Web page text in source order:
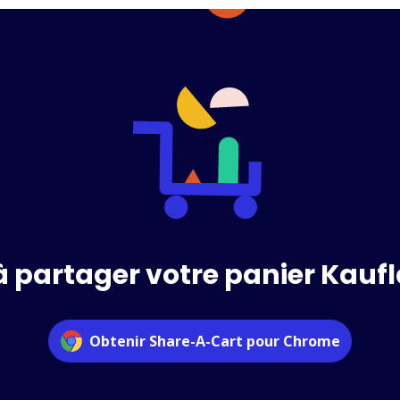
partager votre panier
Obtenir Share-A-Cart pour Chrome